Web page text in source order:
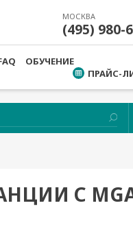
МОСКВА
(495) 980-
ОБУЧЕНИЕ
ПРАЙС-
С